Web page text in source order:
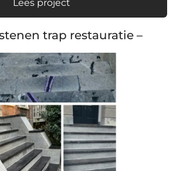
Lees project
trap restauratie –